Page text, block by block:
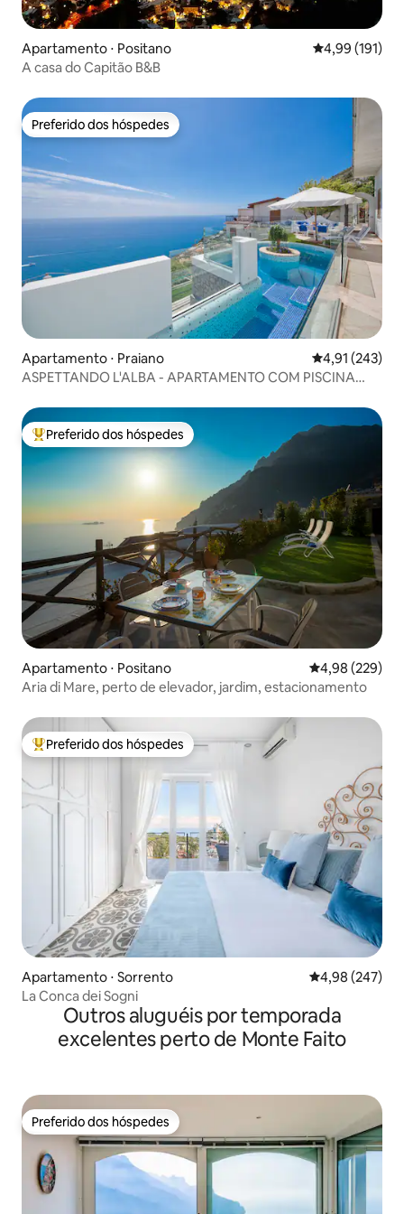
Apartamento ⋅ Positano 4,99 de uma
4,99 (191)
A casa do Capitão B&B
Preferido dos hóspedes
Preferido dos hóspedes
Apartamento ⋅ Praiano 4,91 de uma
4,91 (243)
ASPETTANDO L'ALBA - APARTAMENTO COM PISCINA
Entre os melhores preferidos dos hóspedes
Preferido dos hóspedes
Apartamento ⋅ Positano 4,98 de uma
4,98 (229)
Aria di Mare, perto de elevador, jardim, estacionamento
Entre os melhores preferidos dos hóspedes
Preferido dos hóspedes
Apartamento ⋅ Sorrento 4,98 de uma
4,98 (247)
La Conca dei Sogni
Outros aluguéis por temporada
excelentes perto de Monte Faito
Preferido dos hóspedes
Preferido dos hóspedes